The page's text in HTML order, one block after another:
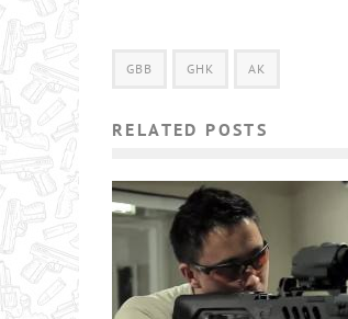
GBB GHK АК
RELATED POSTS